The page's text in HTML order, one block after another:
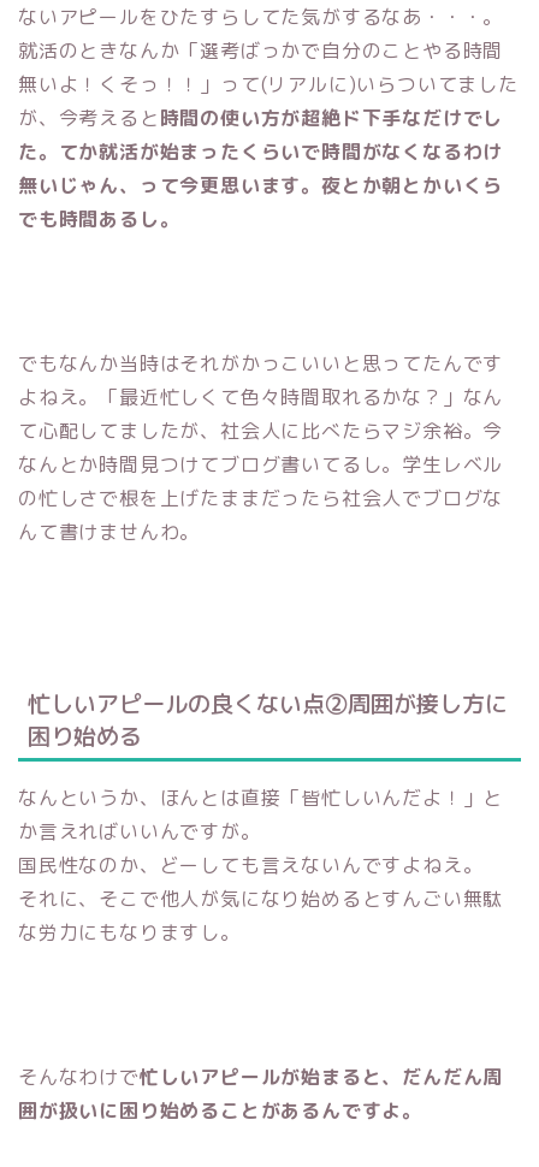
ないアピールをひたすらしてた気がするなあ・・・。
就活のときなんか「選考ばっかで自分のことやる時間
無いよ！くそっ！！」って(リアルに)いらついてました
が、今考えると時間の使い方が超絶ド下手なだけでし
た。てか就活が始まったくらいで時間がなくなるわけ
無いじゃん、って今更思います。夜とか朝とかいくら
でも時間あるし。
でもなんか当時はそれがかっこいいと思ってたんです
よねえ。「最近忙しくて色々時間取れるかな？」なん
て心配してましたが、社会人に比べたらマジ余裕。今
なんとか時間見つけてブログ書いてるし。学生レベル
の忙しさで根を上げたままだったら社会人でブログな
んて書けませんわ。
忙しいアピールの良くない点②周囲が接し方に
困り始める
なんというか、ほんとは直接「皆忙しいんだよ！」と
か言えればいいんですが。
国民性なのか、どーしても言えないんですよねえ。
それに、そこで他人が気になり始めるとすんごい無駄
な労力にもなりますし。
そんなわけで忙しいアピールが始まると、だんだん周
囲が扱いに困り始めることがあるんですよ。